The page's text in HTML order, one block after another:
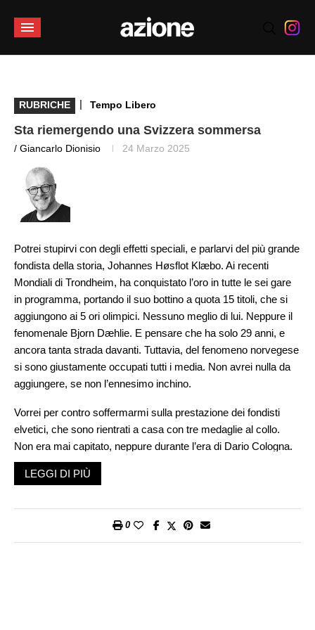
RUBRICHE | Tempo Libero
Sta riemergendo una Svizzera sommersa
/ Giancarlo Dionisio 24 Marzo 2025
Potrei stupirvi con degli effetti speciali, e parlarvi del più grande
fondista della storia, Johannes Høsflot Klæbo. Ai recenti
Mondiali di Trondheim, ha conquistato l’oro in tutte le sei gare
in programma, portando il suo bottino a quota 15 titoli, che si
aggiungono ai 5 ori olimpici. Nessuno meglio di lui. Neppure il
fenomenale Bjorn Dæhlie. E pensare che ha solo 29 anni, e
ancora tanta strada davanti. Tuttavia, del fenomeno norvegese
si sono giustamente occupati tutti i media. Non avrei nulla da
aggiungere, se non l’ennesimo inchino.
Vorrei per contro soffermarmi sulla prestazione dei fondisti
elvetici, che sono rientrati a casa con tre medaglie al collo.
Non era mai capitato, neppure durante l’era di Dario Cologna.
L’argento di Nadine Fähndrich nello sprint non stupisce. Tutto
sommato non mi meraviglio neppure per il bronzo nel Team
combinato la staffetta maschile 4 x 7,5 km, ha del miracoloso.
LEGGI DI PIÙ
0